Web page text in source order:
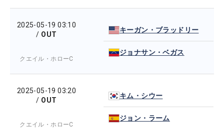
2025-05-19 03:10
/ OUT
クエイル・ホローC
キーガン・ブラッドリー
ジョナサン・ベガス
2025-05-19 03:20
/ OUT
クエイル・ホローC
キム・シウー
ジョン・ラーム